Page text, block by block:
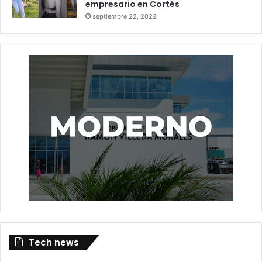
empresario en Cortés
septiembre 22, 2022
Tech news